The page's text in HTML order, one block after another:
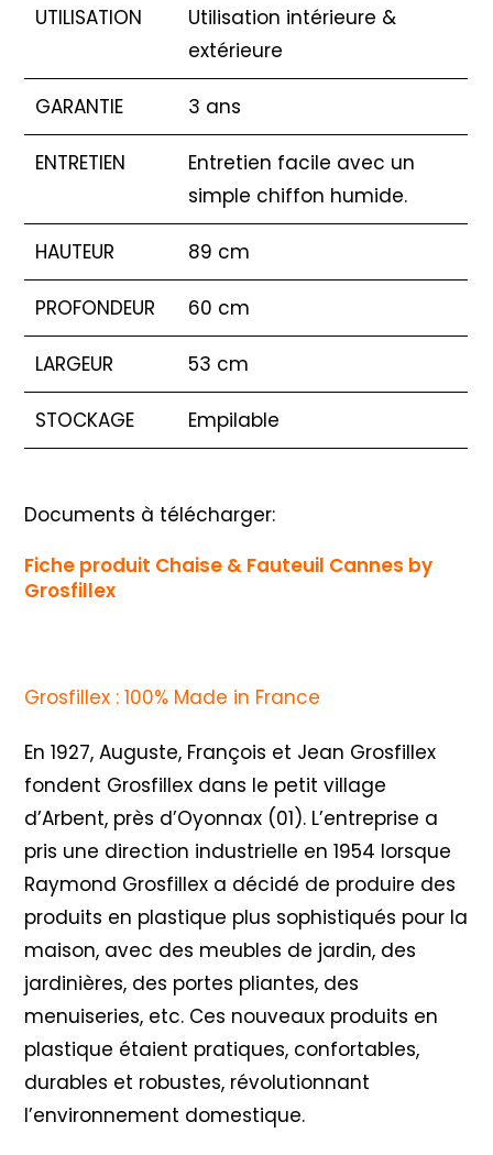
UTILISATION
Utilisation intérieure &
extérieure
GARANTIE 3 ans
ENTRETIEN
Entretien facile avec un
simple chiffon humide.
HAUTEUR 89 cm
PROFONDEUR 60 cm
LARGEUR 53 cm
STOCKAGE Empilable
Documents à télécharger:
Fiche produit Chaise & Fauteuil Cannes by
Grosfillex
Grosfillex : 100% Made in France
En 1927, Auguste, François et Jean Grosfillex
fondent Grosfillex dans le petit village
d’Arbent, près d’Oyonnax (01). L’entreprise a
pris une direction industrielle en 1954 lorsque
Raymond Grosfillex a décidé de produire des
produits en plastique plus sophistiqués pour la
maison, avec des meubles de jardin, des
jardinières, des portes pliantes, des
menuiseries, etc. Ces nouveaux produits en
plastique étaient pratiques, confortables,
durables et robustes, révolutionnant
l’environnement domestique.